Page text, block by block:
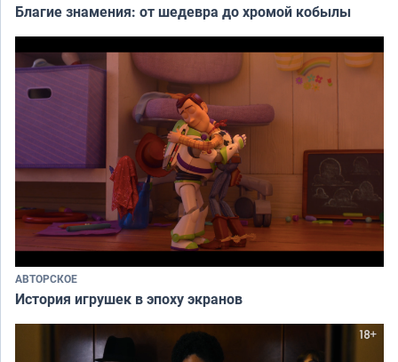
Благие знамения: от шедевра до хромой кобылы
АВТОРСКОЕ
История игрушек в эпоху экранов